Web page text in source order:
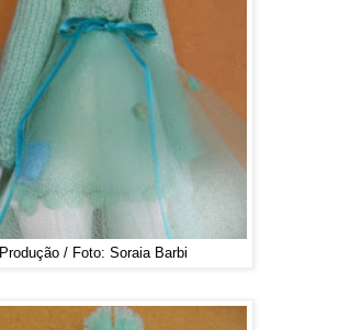
Produção / Foto: Soraia Barbi